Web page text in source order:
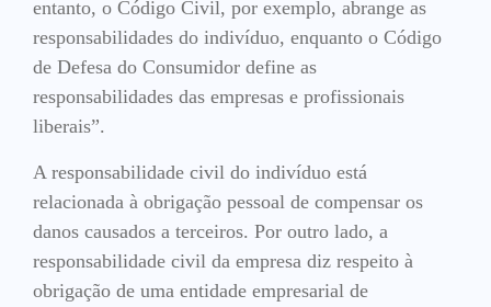
entanto, o Código Civil, por exemplo, abrange as
responsabilidades do indivíduo, enquanto o Código
de Defesa do Consumidor define as
responsabilidades das empresas e profissionais
liberais”.
A responsabilidade civil do indivíduo está
relacionada à obrigação pessoal de compensar os
danos causados a terceiros. Por outro lado, a
responsabilidade civil da empresa diz respeito à
obrigação de uma entidade empresarial de